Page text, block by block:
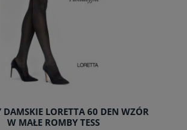
DAMSKIE LORETTA 60 DEN WZÓR
W MAŁE ROMBY TESS